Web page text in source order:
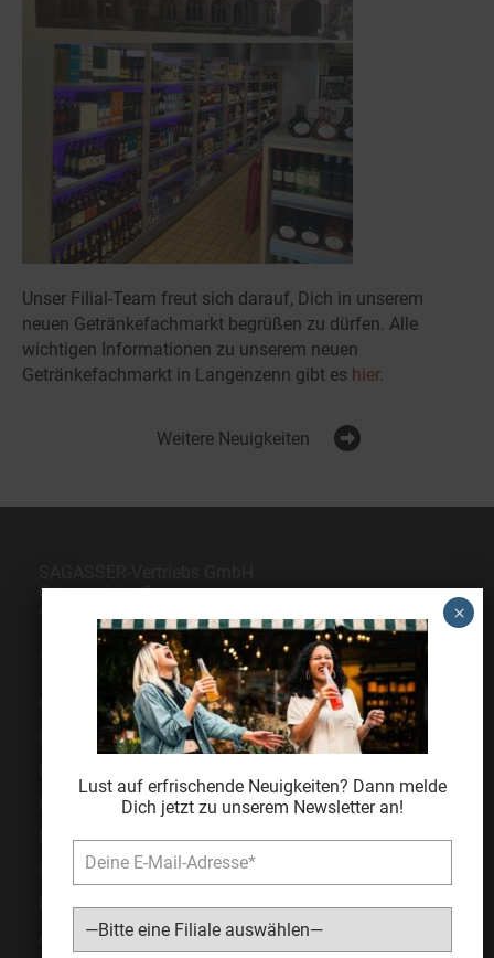
Unser Filial-Team freut sich darauf, Dich in unserem
neuen Getränkefachmarkt begrüßen zu dürfen. Alle
wichtigen Informationen zu unserem neuen
Getränkefachmarkt in Langenzenn gibt es hier.
Weitere Neuigkeiten
Lust auf erfrischende Neuigkeiten? Dann melde
Dich jetzt zu unserem Newsletter an!
Gärtnersleite 5
Telefon09561 6490-0
servus@sagasser.de
Gastro / Großhandel
Bonuscard
Expansion
Impressum
Datenschutz